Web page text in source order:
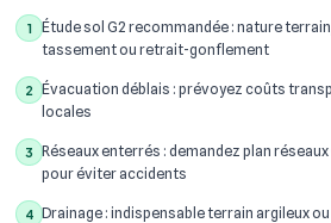
1
Étude sol G2 recommandée : nature
tassement ou retrait-gonflement
2
Évacuation déblais : prévoyez coûts
locales
3
Réseaux enterrés : demandez plan
pour éviter accidents
4 Drainage : indispensable terrain argileux